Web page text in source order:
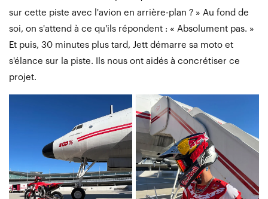
sur cette piste avec l'avion en arrière-plan ? » Au fond de
soi, on s'attend à ce qu'ils répondent : « Absolument pas. »
Et puis, 30 minutes plus tard, Jett démarre sa moto et
s'élance sur la piste. Ils nous ont aidés à concrétiser ce
projet.